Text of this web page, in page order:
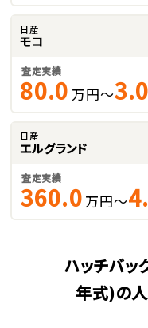
日産
モコ
査定実績
80.0 万円～3.0
日産
エルグランド
査定実績
360.0 万円～
ハッチバ
年式)の